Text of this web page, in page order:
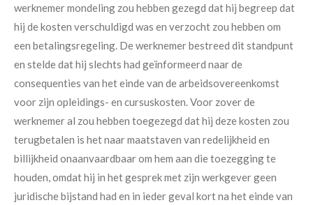
werknemer mondeling zou hebben gezegd dat hij begreep dat
hij de kosten verschuldigd was en verzocht zou hebben om
een betalingsregeling. De werknemer bestreed dit standpunt
en stelde dat hij slechts had geïnformeerd naar de
consequenties van het einde van de arbeidsovereenkomst
voor zijn opleidings- en cursuskosten. Voor zover de
werknemer al zou hebben toegezegd dat hij deze kosten zou
terugbetalen is het naar maatstaven van redelijkheid en
billijkheid onaanvaardbaar om hem aan die toezegging te
houden, omdat hij in het gesprek met zijn werkgever geen
juridische bijstand had en in ieder geval kort na het einde van